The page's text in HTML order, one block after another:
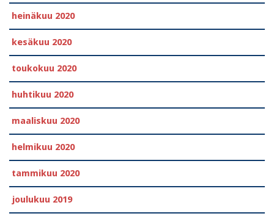
heinäkuu 2020
kesäkuu 2020
toukokuu 2020
huhtikuu 2020
maaliskuu 2020
helmikuu 2020
tammikuu 2020
joulukuu 2019